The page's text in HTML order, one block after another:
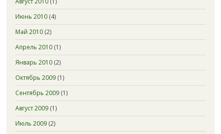
Июнь 2010(4)
Май 2010(2)
Апрель 2010(1)
Январь 2010(2)
Октябрь 2009(1)
Сентябрь 2009(1)
Август 2009(1)
Июль 2009(2)